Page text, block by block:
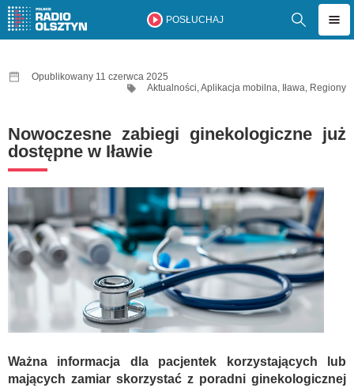
POSŁUCHAJ
Opublikowany 11 czerwca 2025
Aktualności,Aplikacja mobilna, Iława, Regiony
Nowoczesne zabiegi ginekologiczne już
dostępne w Iławie
Ważna informacja dla pacjentek korzystających lub
mających zamiar skorzystać z poradni ginekologicznej